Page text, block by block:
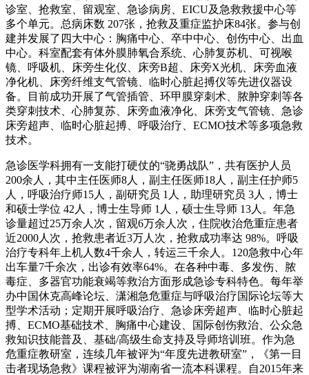
诊室、抢救室、留观室、急诊病房、EICU及急救救援中心等
多个单元。总病床数 207张，抢救及重症监护床84张。参与创
建并发展了四大中心：胸痛中心、卒中中心、创伤中心、出血
中心。科室配套有体外膜肺氧合系统、心肺复苏机、可视喉
镜、呼吸机、床旁生化仪、床旁B超、床旁X光机、床旁血液
净化机、床旁纤维支气管镜、临时心脏起搏仪等先进仪器设
备。目前成功开展了气管插管、环甲膜穿刺术、脓肿穿刺等各
类穿刺技术、心肺复苏、床旁血液净化、床旁支气管镜、急诊
床旁超声、临时心脏起搏、呼吸治疗、ECMO技术等多项急救
技术。
急诊医学科拥有一支能打硬仗的“骁勇战队”，共有医护人员
200余人，其中主任医师8人，副主任医师18人，副主任护师5
人，呼吸治疗师15人，副研究员 1人，助理研究员 3人，博士
和硕士学位 42人，博士生导师 1人，硕士生导师 13人。年急
诊量超过25万余人次，留观6万余人次，住院收治危重症患者
近2000人次，抢救患者近3万人次，抢救成功率达 98%。呼吸
治疗专科年上机人数4千余人，转运三千余人。120急救中心年
出车量7千余次，出诊有效率64%。在各种中毒、多发伤、脓
毒症、多器官功能衰竭等救治方面形成急诊专科特色。每年举
办中国休克高峰论坛、潇湘急危重症与呼吸治疗国际论坛等大
型学术活动；定期开展呼吸治疗、急诊床旁超声、临时心脏起
搏、ECMO基础技术、胸痛中心建设、国际创伤救治、公众急
救知识技能普及、基础/高级生命支持及导师培训班。作为急
危重症教研室，连续几年被评为“年度先进教研室”，《第一目
击者现场急救》课程被评为湖南省一流本科课程。自2015年来